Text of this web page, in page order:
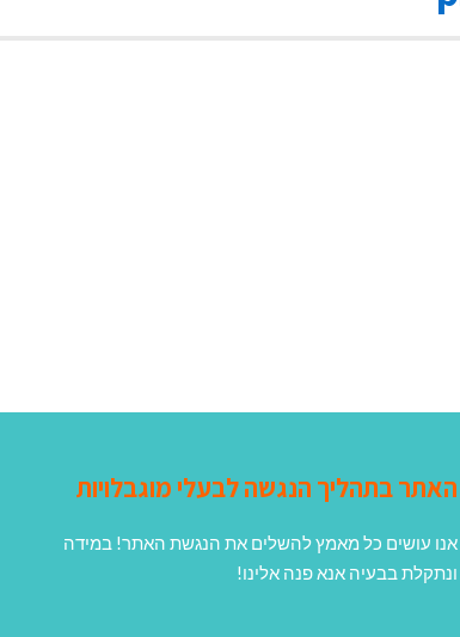
האתר בתהליך הנגשה לבעלי מוגבלויות
אנו עושים כל מאמץ להשלים את הנגשת האתר! במידה
ונתקלת בבעיה אנא פנה אלינו!